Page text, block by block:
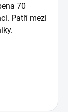
70
Patří mezi